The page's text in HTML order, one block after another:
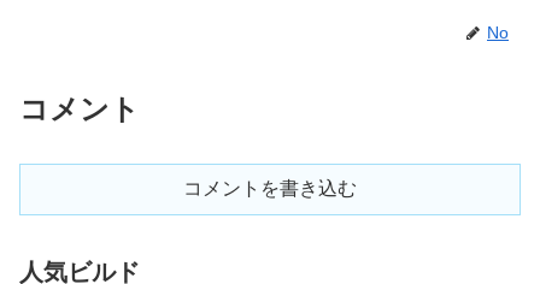
No
コメント
コメントを書き込む
人気ビルド